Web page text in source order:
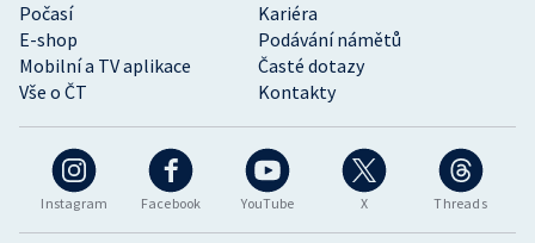
Instagram Facebook YouTube X Threads
Počasí
Kariéra
E-shop
Podávání námětů
Mobilní a TV aplikace
Časté dotazy
Vše o ČT
Kontakty